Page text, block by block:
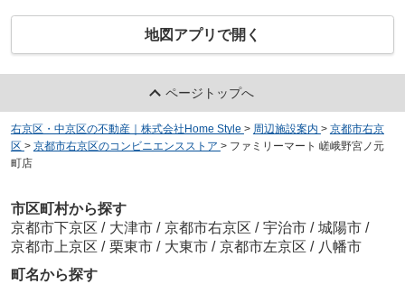
地図アプリで開く
ページトップへ
右京区・中京区の不動産｜株式会社Home Style > 周辺施設案内 > 京都市右京
区 > 京都市右京区のコンビニエンスストア > ファミリーマート 嵯峨野宮ノ元
町店
市区町村から探す
京都市下京区 / 大津市 / 京都市右京区 / 宇治市 / 城陽市 /
京都市上京区 / 栗東市 / 大東市 / 京都市左京区 / 八幡市
町名から探す